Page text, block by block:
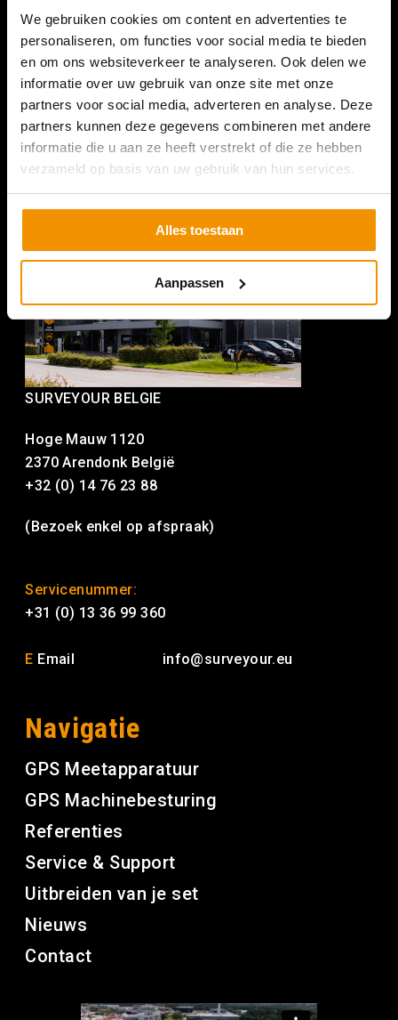
We gebruiken cookies om content en advertenties te
personaliseren, om functies voor social media te bieden
en om ons websiteverkeer te analyseren. Ook delen we
informatie over uw gebruik van onze site met onze
partners voor social media, adverteren en analyse. Deze
partners kunnen deze gegevens combineren met andere
informatie die u aan ze heeft verstrekt of die ze hebben
verzameld op basis van uw gebruik van hun services.
Alles toestaan
Aanpassen
SURVEYOUR NEDERLAND
Romeinenweg 47L
5349 AL Oss
+31 (0) 412 74 80 27
(Bezoek enkel op afspraak)
SURVEYOUR BELGIE
Hoge Mauw 1120
2370 Arendonk België
+32 (0) 14 76 23 88
(Bezoek enkel op afspraak)
Servicenummer:
+31 (0) 13 36 99 360
E Email info@surveyour.eu
Navigatie
GPS Meetapparatuur
GPS Machinebesturing
Referenties
Service & Support
Uitbreiden van je set
Nieuws
Contact